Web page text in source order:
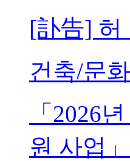
[訃告] 허
건축/문화
「2026
원 사업」